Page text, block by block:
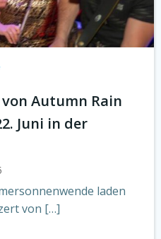
Autumn Rain
Juni in der
laden
von […]